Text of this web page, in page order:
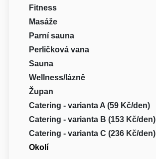
Fitness
Masáže
Parní sauna
Perličková vana
Sauna
Wellness/lázně
Župan
Catering - varianta A (59 Kč/den)
Catering - varianta B (153 Kč/den)
Catering - varianta C (236 Kč/den)
Okolí